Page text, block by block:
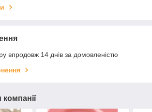
впродовж 14 днів за домовленістю
компанії